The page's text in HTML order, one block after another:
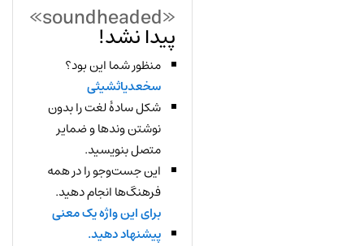
«soundheaded»
پیدا نشد!
منظور شما این بود؟
سخعدیاثشیثی
شکل سادهٔ لغت را بدون
نوشتن وندها و ضمایر
متصل بنویسید.
این جست‌وجو را در همه
فرهنگ‌ها انجام دهید.
برای این واژه یک معنی
پیشنهاد دهید.